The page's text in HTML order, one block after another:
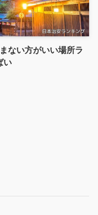
ない方がいい場所ラ
い